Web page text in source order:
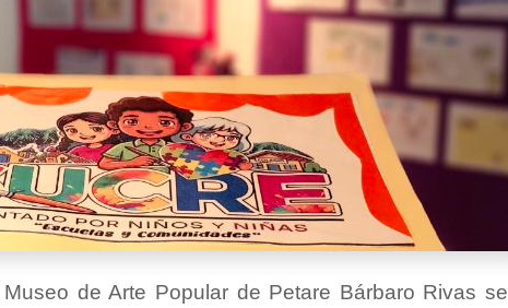
de Arte Popular de Petare Bárbaro Rivas se